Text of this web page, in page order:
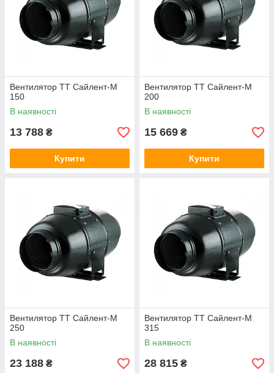
соответствующего диаметра. При этом, производительность
наших вентиляторов начинается от 244 куб.м. в час, а цена
на них – одна из самых доступных на украинском рынке.
Вентилятор ТТ Сайлент-М
150
В наявності
13 788 ₴
Купити
Вентилятор ТТ Сайлент-М
200
В наявності
15 669 ₴
Купити
Вентилятор ТТ Сайлент-М
250
В наявності
23 188 ₴
Вентилятор ТТ Сайлент-М
315
В наявності
28 815 ₴